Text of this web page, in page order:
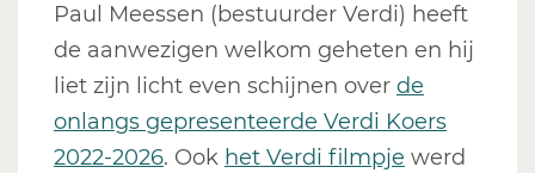
Paul Meessen (bestuurder Verdi) heeft
de aanwezigen welkom geheten en hij
liet zijn licht even schijnen over de
onlangs gepresenteerde Verdi Koers
2022-2026. Ook het Verdi filmpje werd